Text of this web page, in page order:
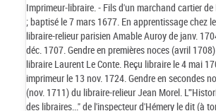
Imprimeur-libraire. - Fils d'un marchand cartier de
; baptisé le 7 mars 1677. En apprentissage chez le
libraire-relieur parisien Amable Auroy de janv.
déc. 1707. Gendre en premières noces (avril
libraire Laurent Le Conte. Reçu libraire le 4 mai
imprimeur le 13 nov. 1724. Gendre en secondes
(nov. 1711) du libraire-relieur Jean Morel.
des libraires..." de l'inspecteur d'Hémery le dit (à